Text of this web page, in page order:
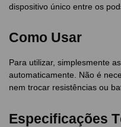
dispositivo único entre os
Como Usar
Para utilizar, simplesmente
automaticamente. Não é
nem trocar resistências ou
Especificações